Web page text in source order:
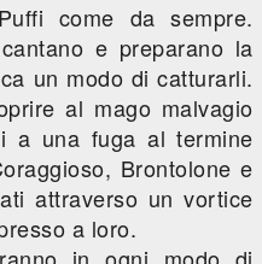
come da sempre.
e preparano la
un modo di catturarli.
al mago malvagio
a una fuga al termine
Brontolone e
attraverso un vortice
a loro.